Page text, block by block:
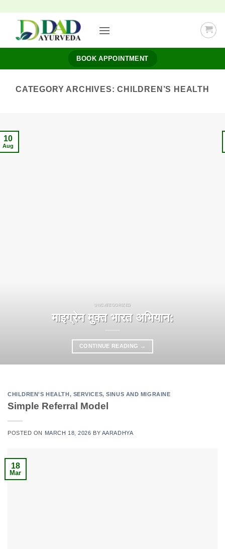
content
BOOK APPOINTMENT
CATEGORY ARCHIVES:CHILDREN’S HEALTH
UNCATEGORIZED
माइग्रेन मुक्त भारत अभियान:
CONTINUE READING →
10
Aug
CHILDREN'S HEALTH, SERVICES,SINUS AND MIGRAINE
Simple Referral Model
POSTED ON MARCH 18, 2026 BY AARADHYA
18
Mar